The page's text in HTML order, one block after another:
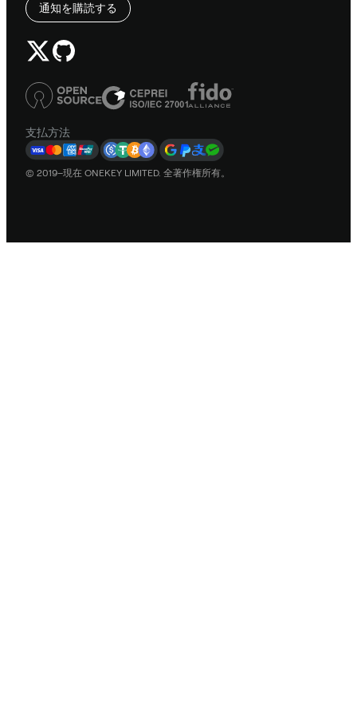
通知を購読する
支払方法
© 2019–現在 ONEKEY LIMITED. 全著作権所有。